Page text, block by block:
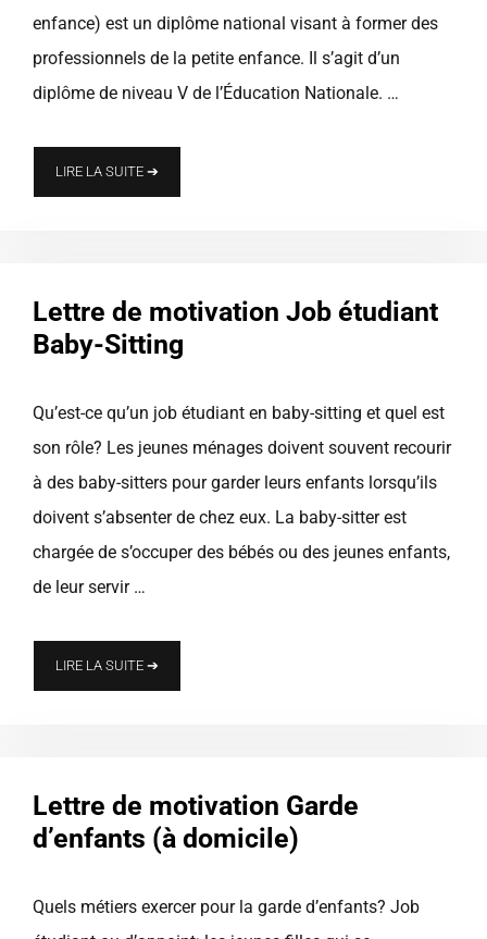
enfance) est un diplôme national visant à former des
professionnels de la petite enfance. Il s’agit d’un
diplôme de niveau V de l’Éducation Nationale. …
LIRE LA SUITE ➔
Lettre de motivation Job étudiant
Baby-Sitting
Qu’est-ce qu’un job étudiant en baby-sitting et quel est
son rôle? Les jeunes ménages doivent souvent recourir
à des baby-sitters pour garder leurs enfants lorsqu’ils
doivent s’absenter de chez eux. La baby-sitter est
chargée de s’occuper des bébés ou des jeunes enfants,
de leur servir …
LIRE LA SUITE ➔
Lettre de motivation Garde
d’enfants (à domicile)
Quels métiers exercer pour la garde d’enfants? Job